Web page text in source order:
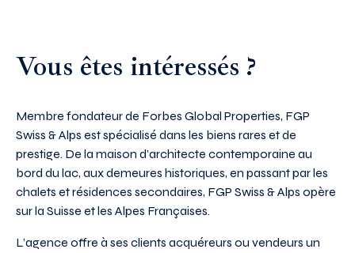
Vous êtes intéressés ?
Membre fondateur de Forbes Global Properties, FGP
Swiss & Alps est spécialisé dans les biens rares et de
prestige. De la maison d’architecte contemporaine au
bord du lac, aux demeures historiques, en passant par les
chalets et résidences secondaires, FGP Swiss & Alps opère
sur la Suisse et les Alpes Françaises.
L’agence offre à ses clients acquéreurs ou vendeurs un